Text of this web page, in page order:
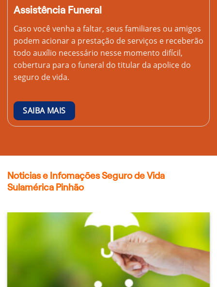
Assistência Funeral
Caso você venha a faltar, seus familiares ou amigos
podem acionar a prestação de serviços e receberão
todo auxílio necessário nesse momento difícil,
cobertura para o funeral do titular da apolice do
seguro de vida.
SAIBA MAIS
Noticias e Infomações Seguro de Vida
Sulamérica Pinhão